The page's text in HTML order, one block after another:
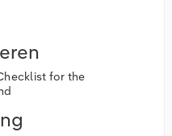
for the